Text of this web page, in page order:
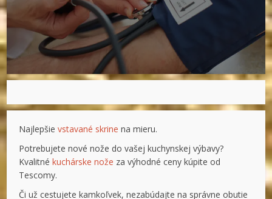
Najlepšievstavané skrine na mieru.
Potrebujete nové nože do vašej kuchynskej výbavy?
Kvalitnékuchárske nože za výhodné ceny kúpite od
Tescomy.
Či už cestujete kamkoľvek, nezabúdajte na správne obutie